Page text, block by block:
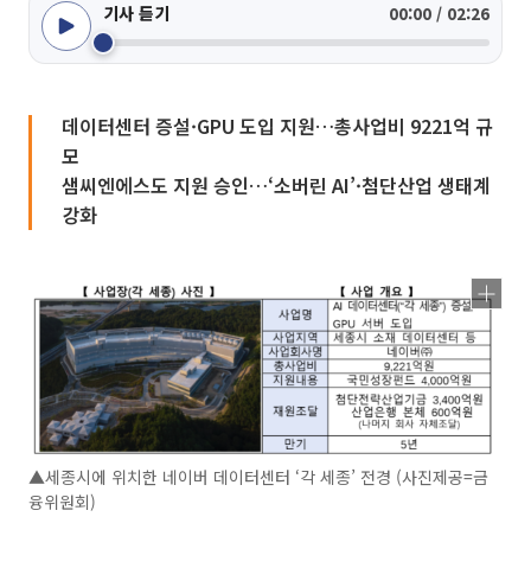
기사 듣기 00:00 / 02:26
데이터센터 증설·GPU 도입 지원…총사업비 9221억 규
모
샘씨엔에스도 지원 승인…‘소버린 AI’·첨단산업 생태계
강화
▲세종시에 위치한 네이버 데이터센터 ‘각 세종’ 전경 (사진제공=금
융위원회)